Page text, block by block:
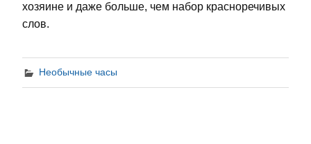
хозяине и даже больше, чем набор красноречивых
слов.
Необычные часы